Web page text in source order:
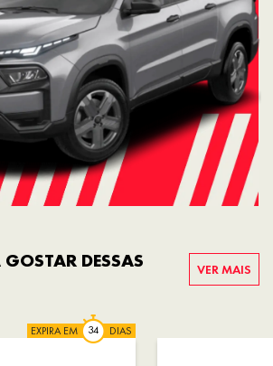
DESSAS
VER MAIS
EXPIRA EM DIAS